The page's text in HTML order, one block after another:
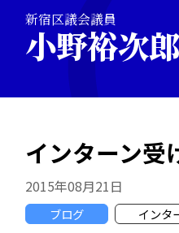
新宿区議会議員
小野裕次郎
インターン受
2015年08月21日
ブログ インタ